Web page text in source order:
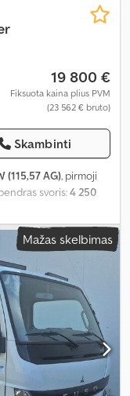
19 800 €
Fiksuota kaina plius PVM
(23 562 € bruto)
Skambinti
(115,57 AG), pirmoji
svoris:4 250
erdvės tūris:3 m³,
plotis:2 050 mm,
kondicionavimas
Mažas skelbimas